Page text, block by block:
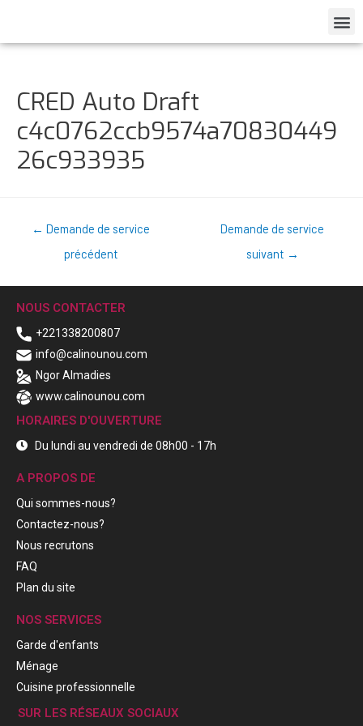
CRED Auto Draft
c4c0762ccb9574a70830449
26c933935
← Demande de service
précédent
Demande de service
suivant →
NOUS CONTACTER
+221338200807
info@calinounou.com
Ngor Almadies
www.calinounou.com
HORAIRES D'OUVERTURE
Du lundi au vendredi de 08h00 - 17h
A PROPOS DE
Qui sommes-nous?
Contactez-nous?
Nous recrutons
FAQ
Plan du site
NOS SERVICES
Garde d'enfants
Ménage
Cuisine professionnelle
SUR LES RÉSEAUX SOCIAUX